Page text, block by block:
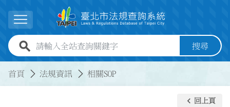
展開選單
全站查詢關鍵字欄位 搜尋
首頁 法規資訊 相關SOP
keyboard_arrow_left 回上頁